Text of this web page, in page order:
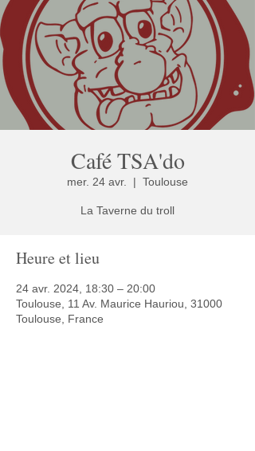
Café TSA'do
mer. 24 avr.
  |
Toulouse
La Taverne du troll
Heure et lieu
24 avr. 2024, 18:30 – 20:00
Toulouse, 11 Av. Maurice Hauriou, 31000
Toulouse, France